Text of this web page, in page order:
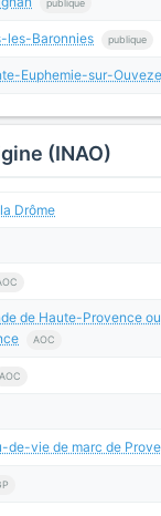
publique
les-Baronnies publique
Euphemie-sur-Ouveze
(INAO)
Drôme
de Haute-Provence
AOC
AOC
de-vie de marc de